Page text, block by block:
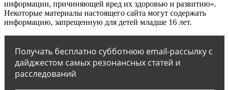
информации, причиняющей вред их здоровью и развитию».
Некоторые материалы настоящего сайта могут содержать
информацию, запрещенную для детей младше 16 лет.
Получать бесплатно субботнюю email-рассылку с
дайджестом самых резонансных статей и
расследований